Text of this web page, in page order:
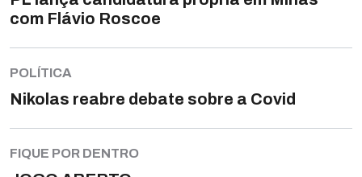
com Flávio Roscoe
POLÍTICA
Nikolas reabre debate sobre a Covid
FIQUE POR DENTRO